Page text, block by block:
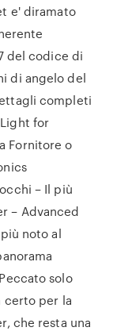
e' diramato
del codice di
di angelo del
completi
for
Fornitore o
– Il più
– Advanced
noto al
solo
certo per la
che resta una